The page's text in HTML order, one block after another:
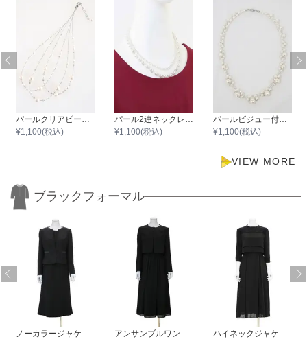
パールクリアビーズ3連ワイヤーネックレス
¥1,100(税込)
パール2連ネックレス43cm/パール0.3cm～0.8cm
¥1,100(税込)
パールビジュー付きマグネットネックレス
¥1,100(税込)
VIEW MORE
ブラックフォーマル